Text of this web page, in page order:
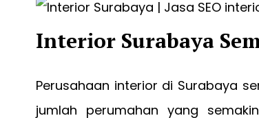
Interior Surabaya
Perusahaan interior di Surabaya
jumlah perumahan yang